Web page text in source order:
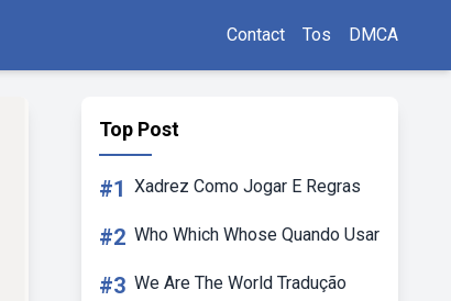
Contact Tos DMCA
Top Post
#1 Xadrez Como Jogar E Regras
#2 Who Which Whose Quando Usar
#3 We Are The World Tradução